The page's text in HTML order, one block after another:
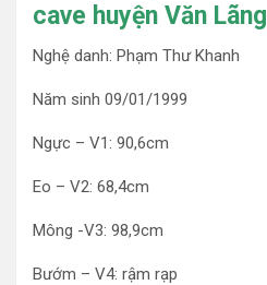
cave huyện Văn Lãng
Nghệ danh: Phạm Thư Khanh
Năm sinh 09/01/1999
Ngực – V1: 90,6cm
Eo – V2: 68,4cm
Mông -V3: 98,9cm
Bướm – V4: rậm rạp